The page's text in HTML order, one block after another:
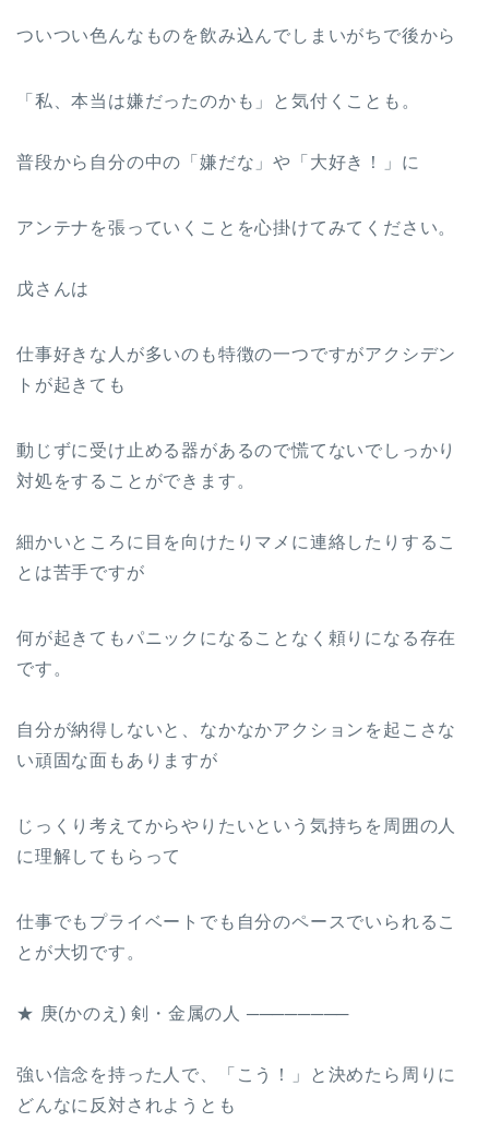
ついつい色んなものを飲み込んでしまいがちで後から
「私、本当は嫌だったのかも」と気付くことも。
普段から自分の中の「嫌だな」や「大好き！」に
アンテナを張っていくことを心掛けてみてください。
戊さんは
仕事好きな人が多いのも特徴の一つですがアクシデン
トが起きても
動じずに受け止める器があるので慌てないでしっかり
対処をすることができます。
細かいところに目を向けたりマメに連絡したりするこ
とは苦手ですが
何が起きてもパニックになることなく頼りになる存在
です。
自分が納得しないと、なかなかアクションを起こさな
い頑固な面もありますが
じっくり考えてからやりたいという気持ちを周囲の人
に理解してもらって
仕事でもプライベートでも自分のペースでいられるこ
とが大切です。
★ 庚(かのえ) 剣・金属の人 ────────
強い信念を持った人で、「こう！」と決めたら周りに
どんなに反対されようとも